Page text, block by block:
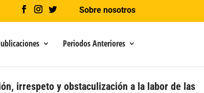
Sobre nosotros
Periodos Anteriores
irrespeto y obstaculización a la labor de las